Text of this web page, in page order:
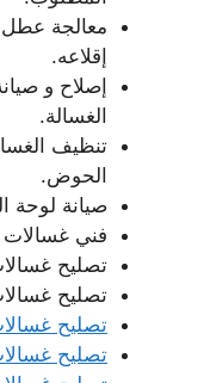
معالجة
إقلاعه.
إصلاح و
الغسالة.
تنظيف
الحوض.
صيانة لوحة
فني
تصليح
تصليح
تصليح
تصليح